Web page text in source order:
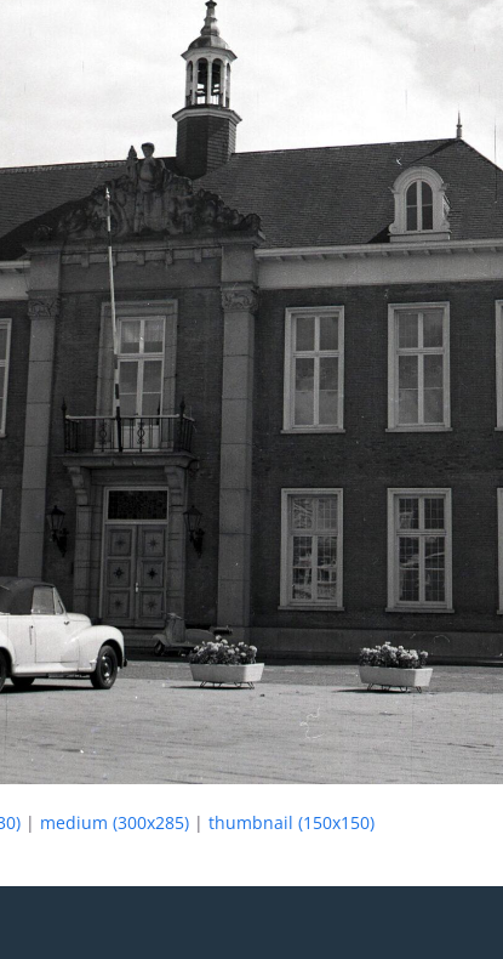
| medium (300x285) |thumbnail (150x150)